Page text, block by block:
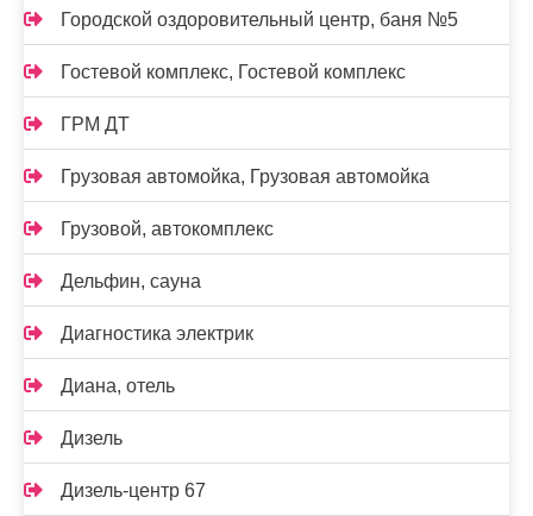
Городской оздоровительный центр, баня №5
Гостевой комплекс, Гостевой комплекс
ГРМ ДТ
Грузовая автомойка, Грузовая автомойка
Грузовой, автокомплекс
Дельфин, сауна
Диагностика электрик
Диана, отель
Дизель
Дизель-центр 67